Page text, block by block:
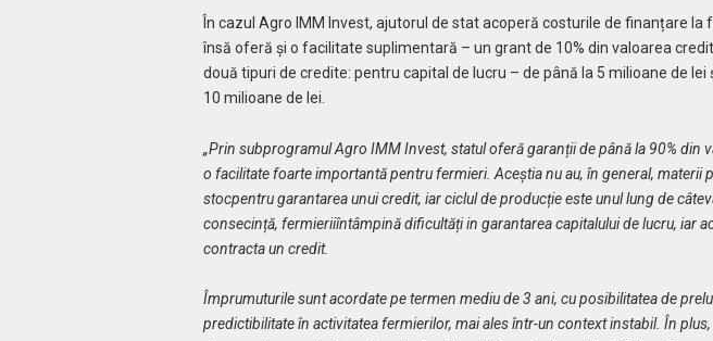
În cazul Agro IMM Invest, ajutorul de stat acoperă costurile de finanțare la
însă oferă și o facilitate suplimentară – un grant de 10% din valoarea
două tipuri de credite: pentru capital de lucru – de până la 5 milioane de lei
10 milioane de lei.
„Prin subprogramul Agro IMM Invest, statul oferă garanții de până la 90% din
o facilitate foarte importantă pentru fermieri. Aceștia nu au, în general, materii
stocpentru garantarea unui credit, iar ciclul de producție este unul lung de
consecință, fermieriiîntâmpină dificultăți in garantarea capitalului de lucru, iar
contracta un credit.
Împrumuturile sunt acordate pe termen mediu de 3 ani, cu posibilitatea de
predictibilitate în activitatea fermierilor, mai ales într-un context instabil. În